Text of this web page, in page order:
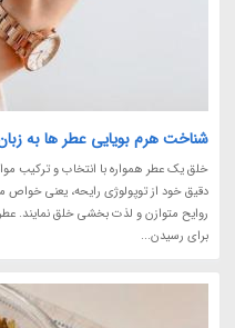
شناخت هرم بویایی عطر ها به
خلق یک عطر همواره با انتخاب و ترکیب
دقیق خود از توپولوژی رایحه، یعنی خواص
برای رسیدن...